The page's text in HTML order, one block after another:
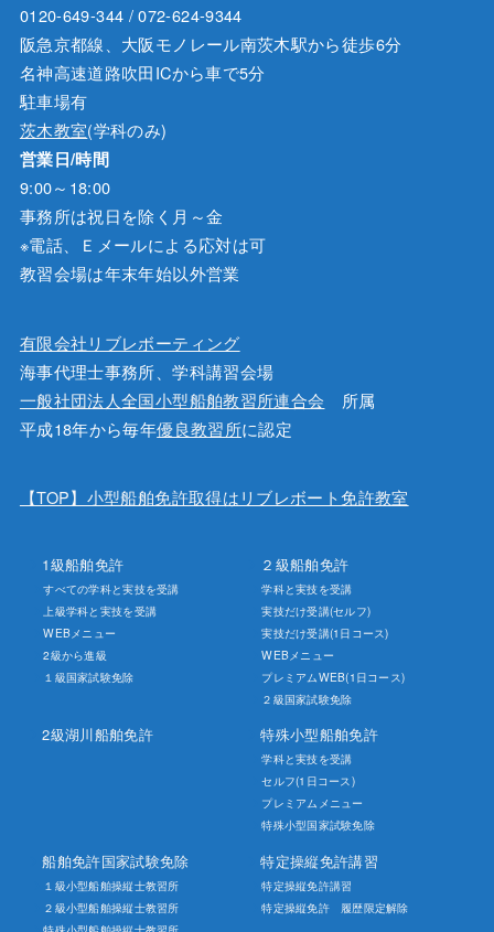
0120-649-344 / 072-624-9344
阪急京都線、大阪モノレール南茨木駅から徒歩6分
名神高速道路吹田ICから車で5分
駐車場有
茨木教室(学科のみ)
営業日/時間
9:00～18:00
事務所は祝日を除く月～金
※電話、Ｅメールによる応対は可
教習会場は年末年始以外営業
有限会社リブレボーティング
海事代理士事務所、学科講習会場
一般社団法人全国小型船舶教習所連合会 所属
平成18年から毎年優良教習所に認定
【TOP】小型船舶免許取得はリブレボート免許教室
1級船舶免許
すべての学科と実技を受講
上級学科と実技を受講
WEBメニュー
2級から進級
１級国家試験免除
２級船舶免許
学科と実技を受講
実技だけ受講(セルフ)
実技だけ受講(1日コース)
WEBメニュー
プレミアムWEB(1日コース)
２級国家試験免除
2級湖川船舶免許 特殊小型船舶免許
学科と実技を受講
セルフ(1日コース)
プレミアムメニュー
特殊小型国家試験免除
船舶免許国家試験免除
１級小型船舶操縦士教習所
２級小型船舶操縦士教習所
特定操縦免許講習
特定操縦免許講習
特定操縦免許 履歴限定解除